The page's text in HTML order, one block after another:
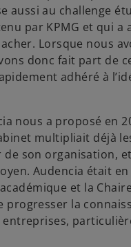
aussi au challenge
par KPMG et qui
Lorsque nous
donc fait part de
adhéré à
nous a proposé en
multipliait déjà
son organisation,
Audencia était
et la
la